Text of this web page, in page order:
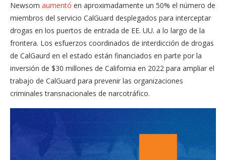
Newsom aumentó en aproximadamente un 50% el número de
miembros del servicio CalGuard desplegados para interceptar
drogas en los puertos de entrada de EE. UU. a lo largo de la
frontera. Los esfuerzos coordinados de interdicción de drogas
de CalGaurd en el estado están financiados en parte por la
inversión de $30 millones de California en 2022 para ampliar el
trabajo de CalGuard para prevenir las organizaciones
criminales transnacionales de narcotráfico.